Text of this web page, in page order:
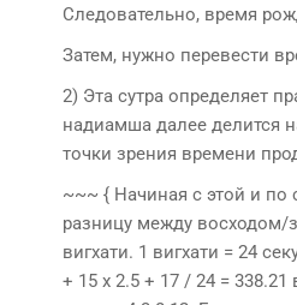
Следовательно, время
Затем, нужно перевести
2) Эта сутра определяет
надиамша далее делится
точки зрения времени
~~~ { Начиная с этой и по
разницу между восходом/
вигхати. 1 вигхати = 24
+ 15 х 2.5 + 17 / 24 =